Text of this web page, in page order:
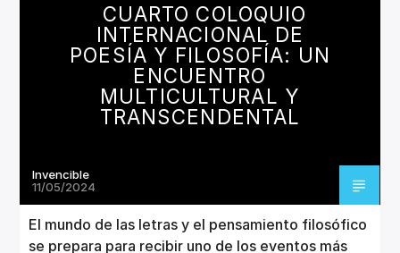
CUARTO COLOQUIO
INTERNACIONAL DE
POESÍA Y FILOSOFÍA: UN
ENCUENTRO
MULTICULTURAL Y
TRANSCENDENTAL
Invencible
11/05/2024
El mundo de las letras y el pensamiento filosófico
se prepara para recibir uno de los eventos más